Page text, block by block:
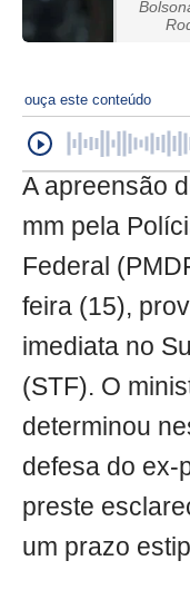
ouça este conteúdo
A apreensão
mm pela
Federal
feira (15),
imediata no
(STF). O
determinou
defesa do ex-
preste
um prazo